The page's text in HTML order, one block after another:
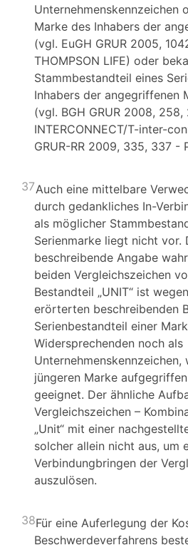
Unternehmenskennzeichen
Marke des Inhabers der
(vgl. EuGH GRUR 2005,
THOMPSON LIFE) oder
Stammbestandteil eines
Inhabers der angegriffenen
(vgl. BGH GRUR 2008,
INTERCONNECT/T-inter-
GRUR-RR 2009, 335, 337 -
37Auch eine mittelbare
durch gedankliches In-
als möglicher
Serienmarke liegt nicht vor.
beschreibende Angabe
beiden Vergleichszeichen
Bestandteil „UNIT“ ist
erörterten beschreibenden
Serienbestandteil einer
Widersprechenden noch als
Unternehmenskennzeichen,
jüngeren Marke
geeignet. Der ähnliche
Vergleichszeichen –
„Unit“ mit einer
solcher allein nicht aus, um
Verbindungbringen der
auszulösen.
38Für eine Auferlegung der
Beschwerdeverfahrens